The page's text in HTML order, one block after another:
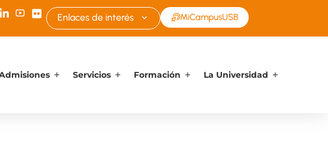
Enlaces de interés MiCampusUSB
Servicios Formación La Universidad